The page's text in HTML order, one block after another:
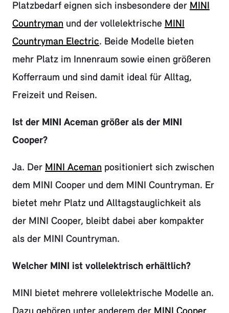
Platzbedarf eignen sich insbesondere der MINI
Countryman und der vollelektrische MINI
Countryman Electric. Beide Modelle bieten
mehr Platz im Innenraum sowie einen größeren
Kofferraum und sind damit ideal für Alltag,
Freizeit und Reisen.
Ist der MINI Aceman größer als der MINI
Cooper?
Ja. Der MINI Aceman positioniert sich zwischen
dem MINI Cooper und dem MINI Countryman. Er
bietet mehr Platz und Alltagstauglichkeit als
der MINI Cooper, bleibt dabei aber kompakter
als der MINI Countryman.
Welcher MINI ist vollelektrisch erhältlich?
MINI bietet mehrere vollelektrische Modelle an.